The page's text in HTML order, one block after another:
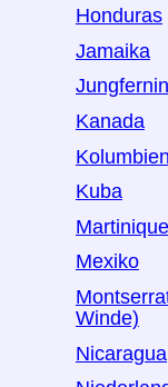
Honduras
Jamaika
Kanada
Kolumbien
Kuba
Martinique
Mexiko
Winde)
Nicaragua